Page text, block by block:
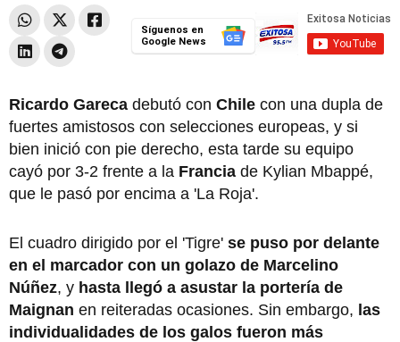
Síguenos en
Google News
Ricardo Gareca debutó con Chile con una dupla de
fuertes amistosos con selecciones europeas, y si
bien inició con pie derecho, esta tarde su equipo
cayó por 3-2 frente a la Francia de Kylian Mbappé,
que le pasó por encima a 'La Roja'.
El cuadro dirigido por el 'Tigre' se puso por delante
en el marcador con un golazo de Marcelino
Núñez, y hasta llegó a asustar la portería de
Maignan en reiteradas ocasiones. Sin embargo, las
individualidades de los galos fueron más